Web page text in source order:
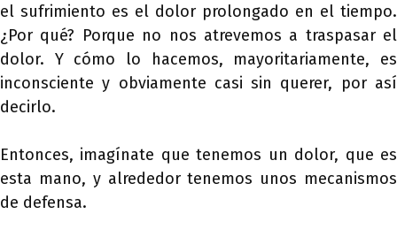
el sufrimiento es el dolor prolongado en el tiempo.
¿Por qué? Porque no nos atrevemos a traspasar el
dolor. Y cómo lo hacemos, mayoritariamente, es
inconsciente y obviamente casi sin querer, por así
decirlo.
Entonces, imagínate que tenemos un dolor, que es
esta mano, y alrededor tenemos unos mecanismos
de defensa.